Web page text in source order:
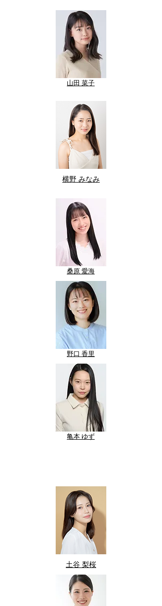
山田 菜子
​横野 みなみ
​桑原 愛海
​野口 香里
​亀本 ゆず
​土谷 梨桜